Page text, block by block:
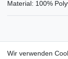
Material: 100%
Wir verwenden